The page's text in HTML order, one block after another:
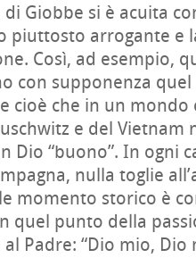
Giobbe si è acuita
piuttosto arrogante e
Così, ad esempio,
con supponenza
cioè che in un mondo
e del Vietnam
Dio “buono”. In ogni
nulla toglie
momento storico è
quel punto della
Padre: “Dio mio,